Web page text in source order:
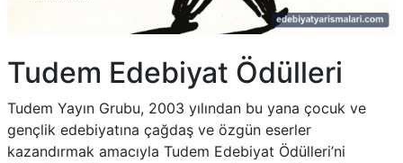
Tudem Edebiyat Ödülleri
Tudem Yayın Grubu, 2003 yılından bu yana çocuk ve
gençlik edebiyatına çağdaş ve özgün eserler
kazandırmak amacıyla Tudem Edebiyat Ödülleri’ni